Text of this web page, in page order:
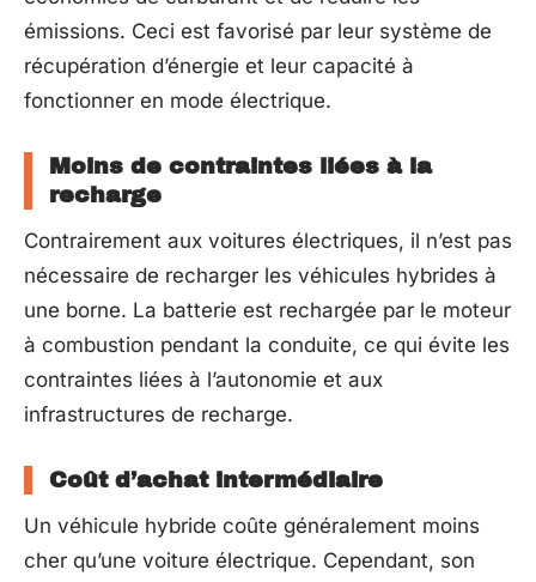
émissions. Ceci est favorisé par leur système de
récupération d’énergie et leur capacité à
fonctionner en mode électrique.
Moins de contraintes liées à la
recharge
Contrairement aux voitures électriques, il n’est pas
nécessaire de recharger les véhicules hybrides à
une borne. La batterie est rechargée par le moteur
à combustion pendant la conduite, ce qui évite les
contraintes liées à l’autonomie et aux
infrastructures de recharge.
Coût d’achat intermédiaire
Un véhicule hybride coûte généralement moins
cher qu’une voiture électrique. Cependant, son